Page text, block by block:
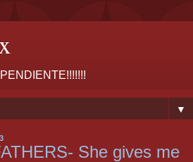
▼
She gives me